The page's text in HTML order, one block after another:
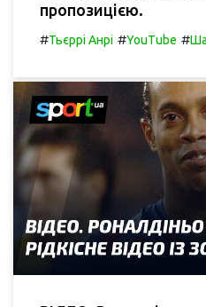
пропозицією.
#Тьєррі Анрі #YouTube #